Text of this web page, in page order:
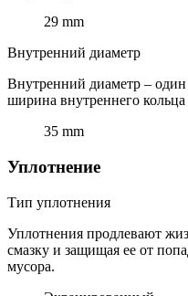
29 mm
Внутренний диаметр
Внутренний диаметр – один
ширина внутреннего
35 mm
Уплотнение
Тип уплотнения
Уплотнения продлевают
смазку и защищая ее от
мусора.